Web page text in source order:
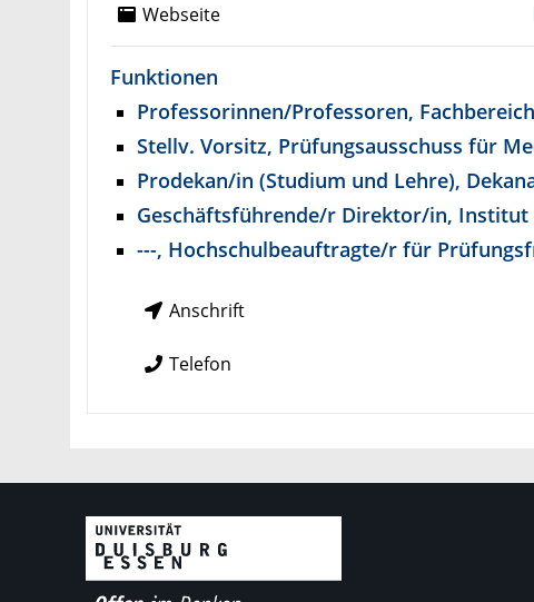
Webseite
Funktionen
Professorinnen/Professoren,
Stellv. Vorsitz, Prüfungsausschuss für
Prodekan/in (Studium und Lehre),
Geschäftsführende/r Direktor/in, Institut
---, Hochschulbeauftragte/r für
Anschrift
Telefon